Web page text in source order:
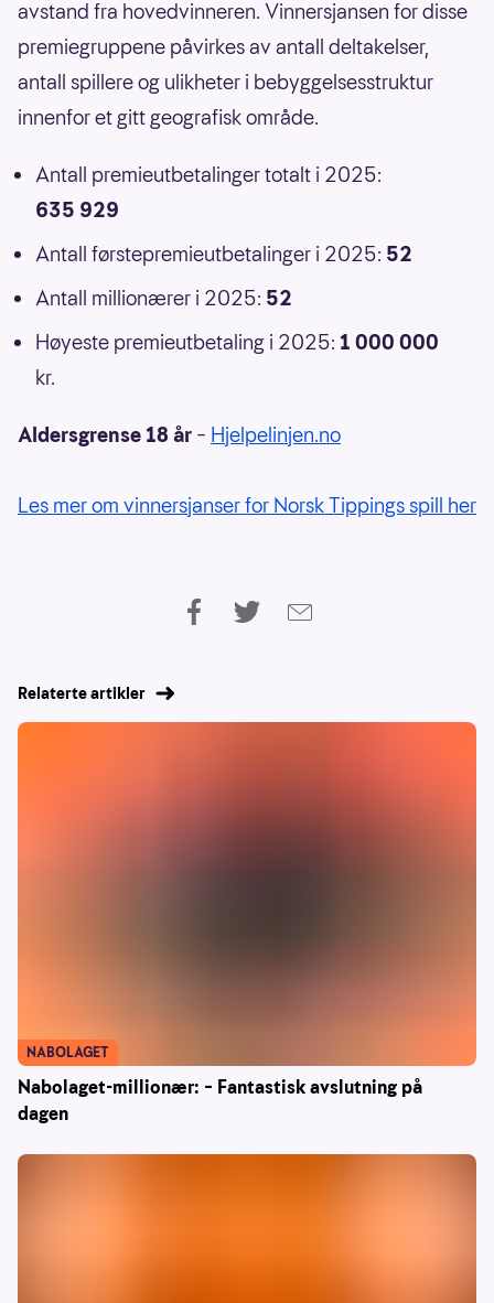
avstand fra hovedvinneren. Vinnersjansen for disse
premiegruppene påvirkes av antall deltakelser,
antall spillere og ulikheter i bebyggelsesstruktur
innenfor et gitt geografisk område.
Antall premieutbetalinger totalt i 2025:
635 929
Antall førstepremieutbetalinger i 2025: 52
Antall millionærer i 2025: 52
Høyeste premieutbetaling i 2025: 1 000 000
kr.
Aldersgrense 18 år – Hjelpelinjen.no
Les mer om vinnersjanser for Norsk Tippings spill her
Relaterte artikler
Nabolaget-millionær: – Fantastisk avslutning på
dagen
NABOLAGET